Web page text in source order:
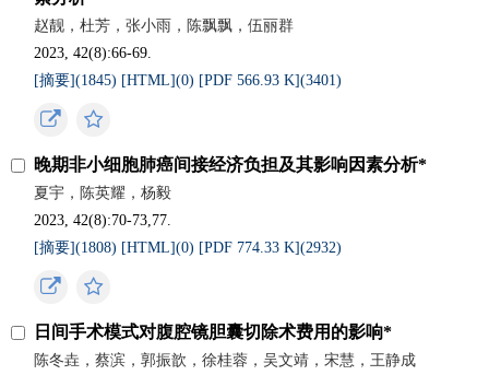
赵靓，杜芳，张小雨，陈飘飘，伍丽群
2023, 42(8):66-69.
[摘要](1845) [HTML](0) [PDF 566.93 K](3401)
晚期非小细胞肺癌间接经济负担及其影响因素分析*
夏宇，陈英耀，杨毅
2023, 42(8):70-73,77.
[摘要](1808) [HTML](0) [PDF 774.33 K](2932)
日间手术模式对腹腔镜胆囊切除术费用的影响*
陈冬垚，蔡滨，郭振歆，徐桂蓉，吴文靖，宋慧，王静成